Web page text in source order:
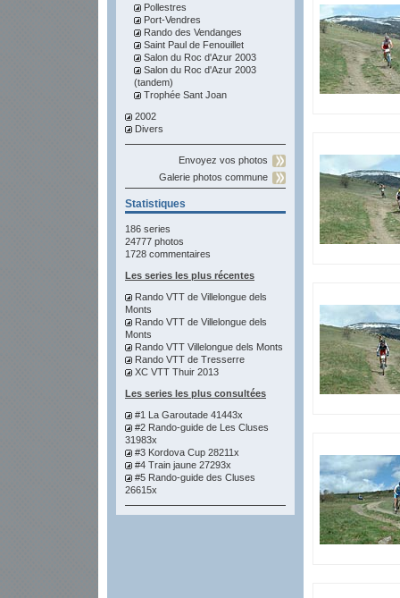
Pollestres
Port-Vendres
Rando des Vendanges
Saint Paul de Fenouillet
Salon du Roc d'Azur 2003
Salon du Roc d'Azur 2003
(tandem)
Trophée Sant Joan
2002
Divers
Envoyez vos photos
Galerie photos commune
Statistiques
186 series
24777 photos
1728 commentaires
Les series les plus récentes
Rando VTT de Villelongue dels
Monts
Rando VTT de Villelongue dels
Monts
Rando VTT Villelongue dels Monts
Rando VTT de Tresserre
XC VTT Thuir 2013
Les series les plus consultées
#1 La Garoutade 41443x
#2 Rando-guide de Les Cluses
31983x
#3 Kordova Cup 28211x
#4 Train jaune 27293x
#5 Rando-guide des Cluses
26615x